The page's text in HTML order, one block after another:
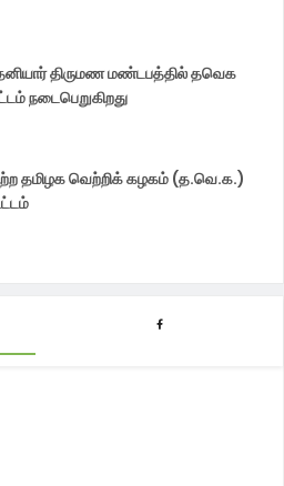
திருமண மண்டபத்தில் தவெக
நடைபெறுகிறது
தமிழக வெற்றிக் கழகம் (த.வெ.க.)